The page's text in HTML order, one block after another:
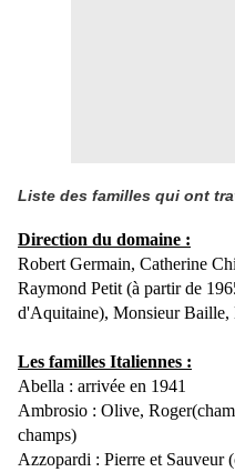
Liste des familles qui ont
Direction du domaine :
Robert Germain, Catherine
Raymond Petit (à partir de
d'Aquitaine), Monsieur
Les familles Italiennes :
Abella : arrivée en 1941
Ambrosio : Olive,
champs)
Azzopardi : Pierre et Sauveur